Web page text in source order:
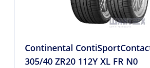
Continental
305/40 ZR20 112Y XL FR N0